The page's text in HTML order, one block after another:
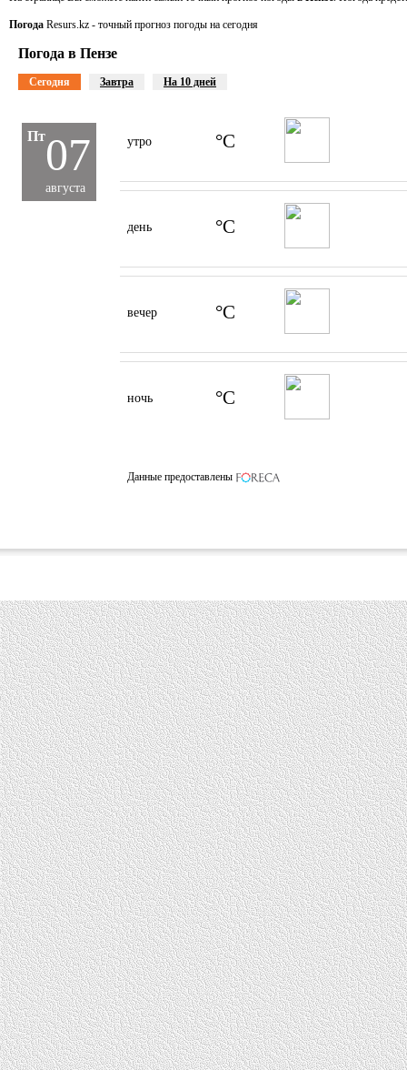
Погода Resurs.kz - точный прогноз погоды на сегодня
Погода в Пензе
Сегодня Завтра На 10 дней
Пт07
августа
утро °C
день °C
вечер °C
ночь °C
Данные предоставлены